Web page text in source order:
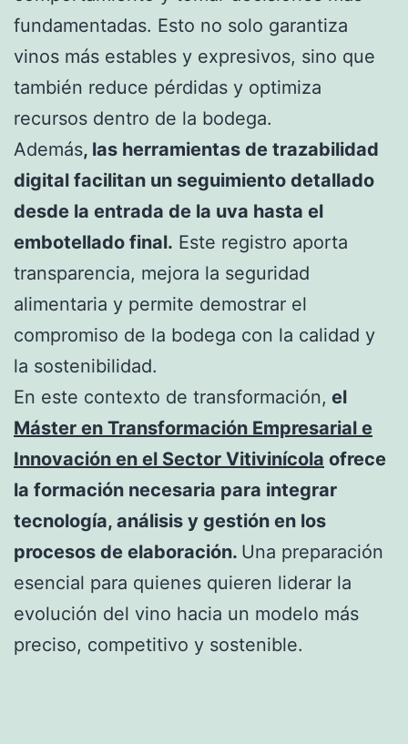
fundamentadas. Esto no solo garantiza
vinos más estables y expresivos, sino que
también reduce pérdidas y optimiza
recursos dentro de la bodega.
Además, las herramientas de trazabilidad
digital facilitan un seguimiento detallado
desde la entrada de la uva hasta el
embotellado final. Este registro aporta
transparencia, mejora la seguridad
alimentaria y permite demostrar el
compromiso de la bodega con la calidad y
la sostenibilidad.
En este contexto de transformación, el
Máster en Transformación Empresarial e
Innovación en el Sector Vitivinícola ofrece
la formación necesaria para integrar
tecnología, análisis y gestión en los
procesos de elaboración. Una preparación
esencial para quienes quieren liderar la
evolución del vino hacia un modelo más
preciso, competitivo y sostenible.